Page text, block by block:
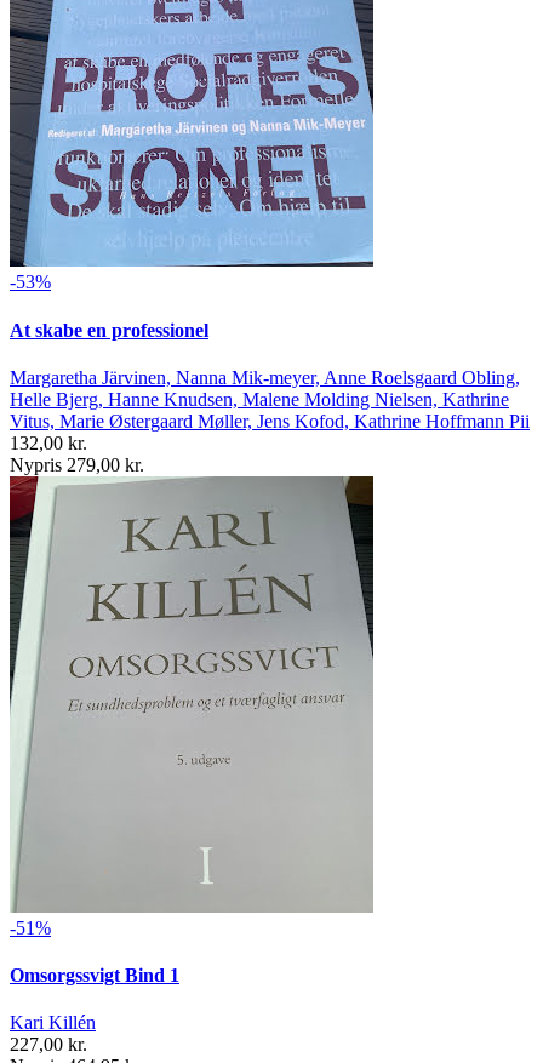
-53%
At skabe en professionel
Margaretha Järvinen, Nanna Mik-meyer, Anne Roelsgaard Obling,
Helle Bjerg, Hanne Knudsen, Malene Molding Nielsen, Kathrine
Vitus, Marie Østergaard Møller, Jens Kofod, Kathrine Hoffmann Pii
132,00 kr.
Nypris 279,00 kr.
-51%
Omsorgssvigt Bind 1
Kari Killén
227,00 kr.